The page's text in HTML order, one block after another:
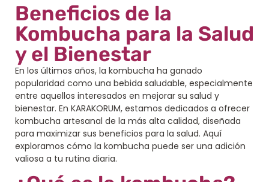
Beneficios de la
Kombucha para la Salud
y el Bienestar
En los últimos años, la kombucha ha ganado
popularidad como una bebida saludable, especialmente
entre aquellos interesados en mejorar su salud y
bienestar. En KARAKORUM, estamos dedicados a ofrecer
kombucha artesanal de la más alta calidad, diseñada
para maximizar sus beneficios para la salud. Aquí
exploramos cómo la kombucha puede ser una adición
valiosa a tu rutina diaria.